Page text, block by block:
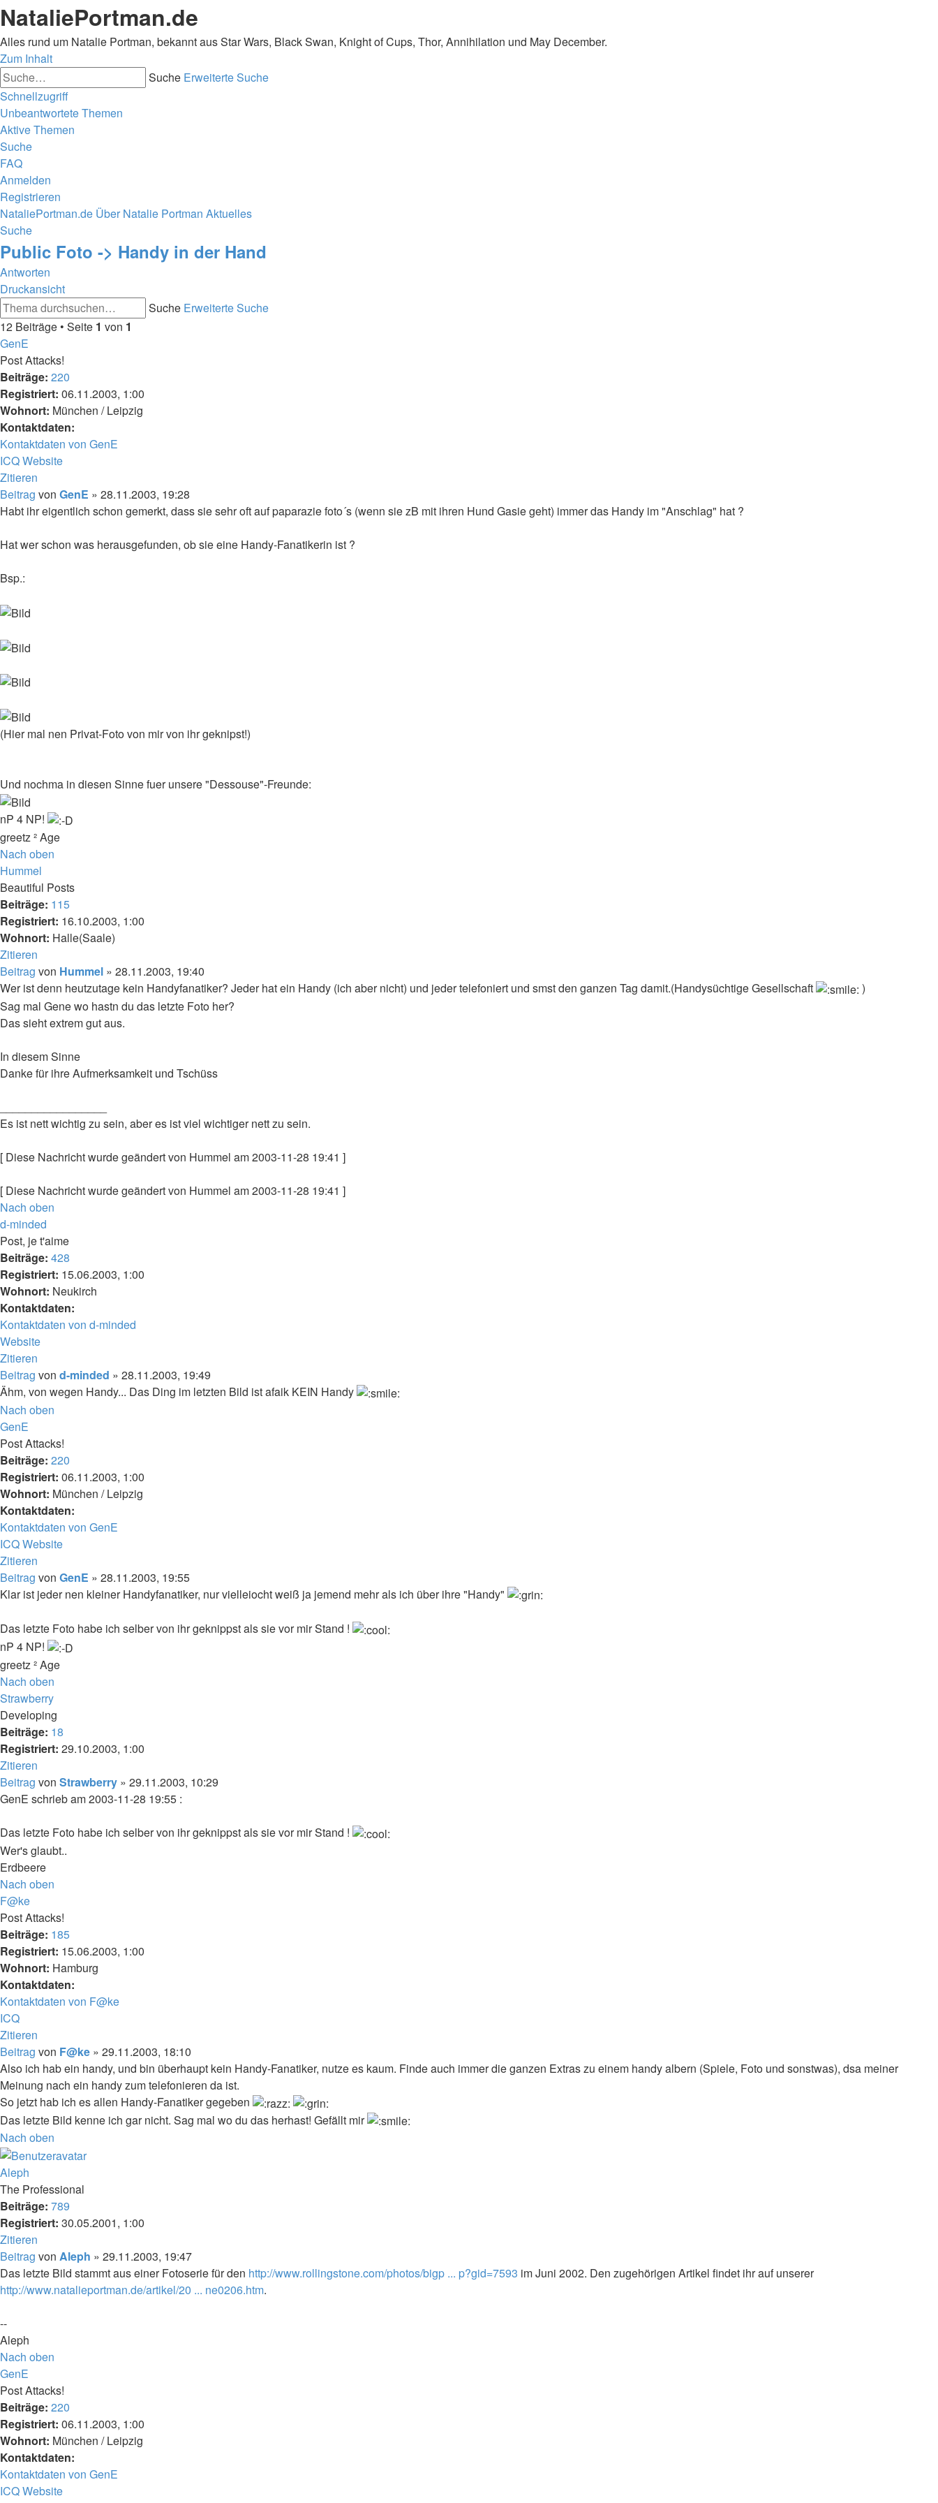
NataliePortman.de
Alles rund um Natalie Portman, bekannt aus Star Wars, Black Swan, Knight of Cups, Thor, Annihilation und May December.
Zum Inhalt
Suche Erweiterte Suche
Schnellzugriff
Unbeantwortete Themen
Aktive Themen
Suche
FAQ
Anmelden
Registrieren
NataliePortman.de Über Natalie Portman Aktuelles
Suche
Public Foto -> Handy in der Hand
Antworten
Druckansicht
Suche Erweiterte Suche
12 Beiträge • Seite 1 von 1
GenE
Post Attacks!
Beiträge: 220
Registriert: 06.11.2003, 1:00
Wohnort: München / Leipzig
Kontaktdaten:
Kontaktdaten von GenE
ICQWebsite
Zitieren
Beitrag von GenE » 28.11.2003, 19:28
Habt ihr eigentlich schon gemerkt, dass sie sehr oft auf paparazie foto´s (wenn sie zB mit ihren Hund Gasie geht) immer das Handy im "Anschlag" hat ?
Hat wer schon was herausgefunden, ob sie eine Handy-Fanatikerin ist ?
Bsp.:
(Hier mal nen Privat-Foto von mir von ihr geknipst!)
Und nochma in diesen Sinne fuer unsere "Dessouse"-Freunde:
nP 4 NP!
greetz ² Age
Nach oben
Hummel
Beautiful Posts
Beiträge: 115
Registriert: 16.10.2003, 1:00
Wohnort: Halle(Saale)
Zitieren
Beitrag von Hummel » 28.11.2003, 19:40
Wer ist denn heutzutage kein Handyfanatiker? Jeder hat ein Handy (ich aber nicht) und jeder telefoniert und smst den ganzen Tag damit.(Handysüchtige Gesellschaft
)
Sag mal Gene wo hastn du das letzte Foto her?
Das sieht extrem gut aus.
In diesem Sinne
Danke für ihre Aufmerksamkeit und Tschüss
Es ist nett wichtig zu sein, aber es ist viel wichtiger nett zu sein.
[ Diese Nachricht wurde geändert von Hummel am 2003-11-28 19:41 ]
[ Diese Nachricht wurde geändert von Hummel am 2003-11-28 19:41 ]
Nach oben
d-minded
Post, je t'aime
Beiträge: 428
Registriert: 15.06.2003, 1:00
Wohnort: Neukirch
Kontaktdaten:
Kontaktdaten von d-minded
Website
Zitieren
Beitrag von d-minded » 28.11.2003, 19:49
Ähm, von wegen Handy... Das Ding im letzten Bild ist afaik KEIN Handy
Nach oben
GenE
Post Attacks!
Beiträge: 220
Registriert: 06.11.2003, 1:00
Wohnort: München / Leipzig
Kontaktdaten:
Kontaktdaten von GenE
ICQWebsite
Zitieren
Beitrag von GenE » 28.11.2003, 19:55
Klar ist jeder nen kleiner Handyfanatiker, nur vielleiocht weiß ja jemend mehr als ich über ihre "Handy"
Das letzte Foto habe ich selber von ihr geknippst als sie vor mir Stand !
nP 4 NP!
greetz ² Age
Nach oben
Strawberry
Developing
Beiträge: 18
Registriert: 29.10.2003, 1:00
Zitieren
Beitrag von Strawberry » 29.11.2003, 10:29
GenE schrieb am 2003-11-28 19:55 :
Das letzte Foto habe ich selber von ihr geknippst als sie vor mir Stand !
Wer's glaubt..
Erdbeere
Nach oben
F@ke
Post Attacks!
Beiträge: 185
Registriert: 15.06.2003, 1:00
Wohnort: Hamburg
Kontaktdaten:
Kontaktdaten von F@ke
ICQ
Zitieren
Beitrag von F@ke » 29.11.2003, 18:10
Also ich hab ein handy, und bin überhaupt kein Handy-Fanatiker, nutze es kaum. Finde auch immer die ganzen Extras zu einem handy albern (Spiele, Foto und sonstwas), dsa meiner
Meinung nach ein handy zum telefonieren da ist.
So jetzt hab ich es allen Handy-Fanatiker gegeben
Das letzte Bild kenne ich gar nicht. Sag mal wo du das herhast! Gefällt mir
Nach oben
Aleph
The Professional
Beiträge: 789
Registriert: 30.05.2001, 1:00
Zitieren
Beitrag von Aleph » 29.11.2003, 19:47
Das letzte Bild stammt aus einer Fotoserie für den http://www.rollingstone.com/photos/bigp ... p?gid=7593 im Juni 2002. Den zugehörigen Artikel findet ihr auf unserer
http://www.natalieportman.de/artikel/20 ... ne0206.htm.
--
Aleph
Nach oben
GenE
Post Attacks!
Beiträge: 220
Registriert: 06.11.2003, 1:00
Wohnort: München / Leipzig
Kontaktdaten:
Kontaktdaten von GenE
ICQWebsite